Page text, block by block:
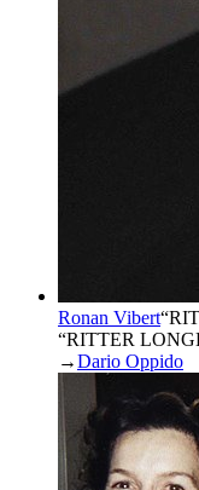
Ronan Vibert“
“RITTER
→Dario Oppido